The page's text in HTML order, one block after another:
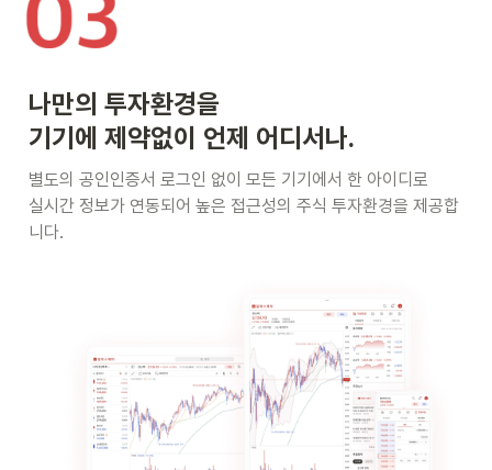
나만의 투자환경을
기기에 제약없이 언제 어디서나.
별도의 공인인증서 로그인 없이 모든 기기에서 한 아이디로
실시간 정보가 연동되어 높은 접근성의 주식 투자환경을 제공합
니다.